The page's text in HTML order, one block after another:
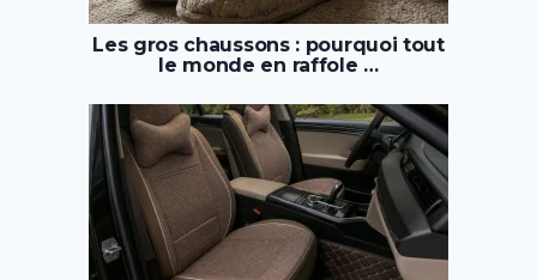
Les gros chaussons : pourquoi tout
le monde en raffole …